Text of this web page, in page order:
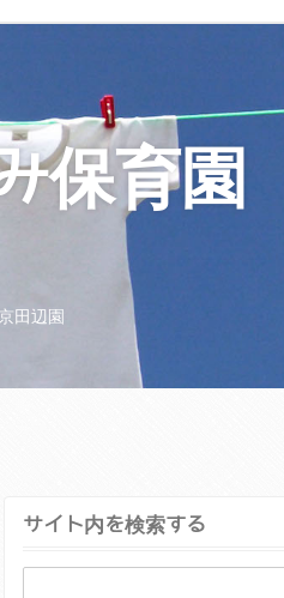
保育園
田辺園
サイト内を検索する